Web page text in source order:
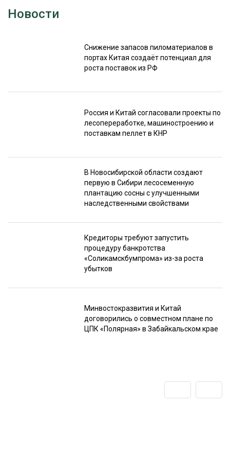
Новости
Снижение запасов пиломатериалов в
портах Китая создаёт потенциал для
роста поставок из РФ
Россия и Китай согласовали проекты по
лесопереработке, машиностроению и
поставкам пеллет в КНР
В Новосибирской области создают
первую в Сибири лесосеменную
плантацию сосны с улучшенными
наследственными свойствами
Кредиторы требуют запустить
процедуру банкротства
«Соликамскбумпрома» из-за роста
убытков
Минвостокразвития и Китай
договорились о совместном плане по
ЦПК «Полярная» в Забайкальском крае